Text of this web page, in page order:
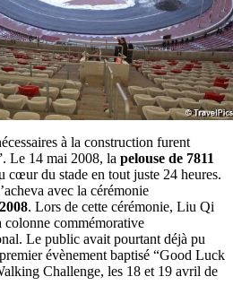
à la construction furent
Le 14 mai 2008, la pelouse de 7811
cœur du stade en tout juste 24 heures.
avec la cérémonie
. Lors de cette cérémonie, Liu Qi
commémorative
Le public avait pourtant déjà pu
évènement baptisé “Good Luck
Challenge, les 18 et 19 avril de